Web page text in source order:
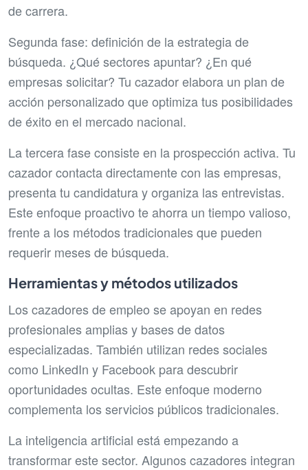
de carrera.
Segunda fase: definición de la estrategia de
búsqueda. ¿Qué sectores apuntar? ¿En qué
empresas solicitar? Tu cazador elabora un plan de
acción personalizado que optimiza tus posibilidades
de éxito en el mercado nacional.
La tercera fase consiste en la prospección activa. Tu
cazador contacta directamente con las empresas,
presenta tu candidatura y organiza las entrevistas.
Este enfoque proactivo te ahorra un tiempo valioso,
frente a los métodos tradicionales que pueden
requerir meses de búsqueda.
Herramientas y métodos utilizados
Los cazadores de empleo se apoyan en redes
profesionales amplias y bases de datos
especializadas. También utilizan redes sociales
como LinkedIn y Facebook para descubrir
oportunidades ocultas. Este enfoque moderno
complementa los servicios públicos tradicionales.
La inteligencia artificial está empezando a
transformar este sector. Algunos cazadores integran